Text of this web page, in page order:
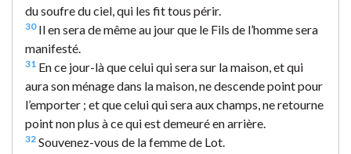
du soufre du ciel, qui les fit tous périr.
30Il en sera de même au jour que le Fils de l’homme sera
manifesté.
31 En ce jour-là que celui qui sera sur la maison, et qui
aura son ménage dans la maison, ne descende point pour
l’emporter ; et que celui qui sera aux champs, ne retourne
point non plus à ce qui est demeuré en arrière.
32 Souvenez-vous de la femme de Lot.